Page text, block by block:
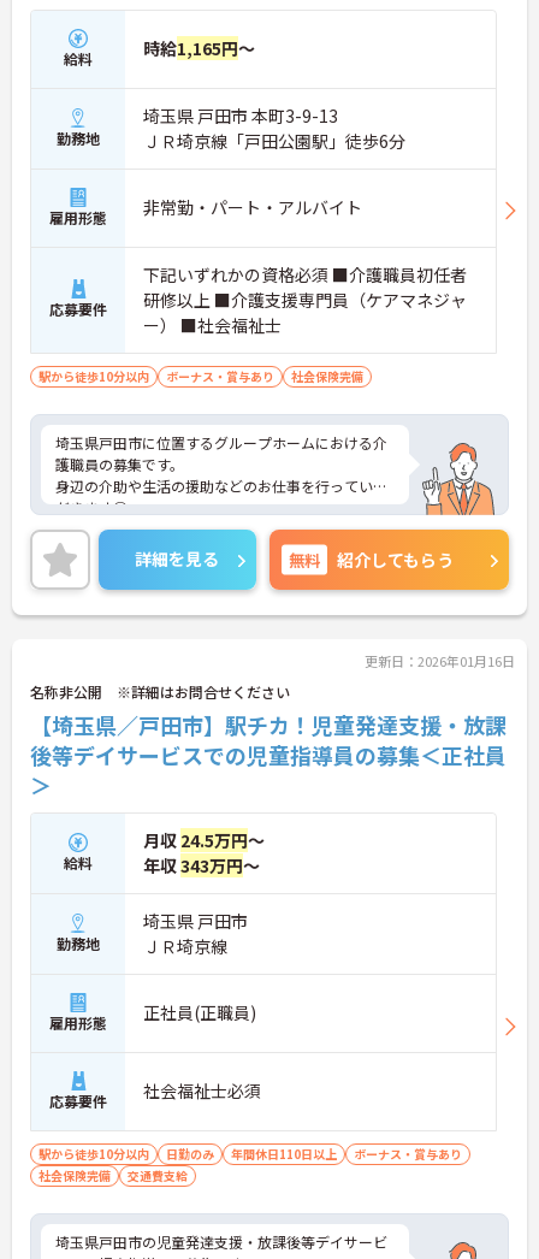
給料 時給1,165円～
勤務地
埼玉県 戸田市 本町3-9-13
ＪＲ埼京線「戸田公園駅」徒歩6分
雇用形態 非常勤・パート・アルバイト
応募要件
下記いずれかの資格必須 ■介護職員初任者
研修以上 ■介護支援専門員（ケアマネジャ
ー） ■社会福祉士
駅から徒歩10分以内 ボーナス・賞与あり 社会保険完備
埼玉県戸田市に位置するグループホームにおける介
護職員の募集です。
身辺の介助や生活の援助などのお仕事を行っていた
だきます◎
レジャー・娯楽施設の割引や会員制リゾートホテル
のご利用など、嬉しい福利厚生が充実しております
♪
ご興味のある方には面接ポイントをお伝えしますの
で、お気軽にお問い合わせください！
詳細を見る 無料 紹介してもらう
更新日：2026年01月16日
名称非公開 ※詳細はお問合せください
【埼玉県／戸田市】駅チカ！児童発達支援・放課
後等デイサービスでの児童指導員の募集＜正社員
＞
給料
月収 24.5万円～
年収343万円～
勤務地
埼玉県 戸田市
ＪＲ埼京線
雇用形態 正社員(正職員)
応募要件 社会福祉士必須
駅から徒歩10分以内 日勤のみ 年間休日110日以上
ボーナス・賞与あり
社会保険完備
交通費支給
埼玉県戸田市の児童発達支援・放課後等デイサービ